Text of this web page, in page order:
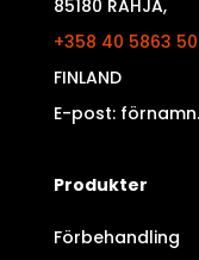
85180 RAHJA,
+358 40 5863
FINLAND
E-post:
Produkter
Förbehandling